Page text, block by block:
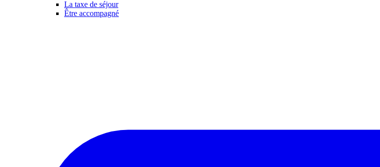
La taxe de séjour
Être accompagné